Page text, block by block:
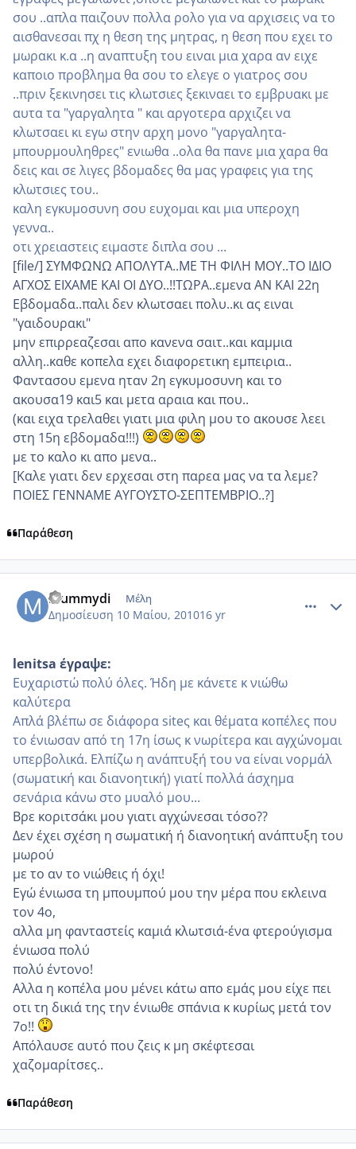
σου ..απλα παιζουν πολλα ρολο για να αρχισεις να το
αισθανεσαι πχ η θεση της μητρας, η θεση που εχει το
μωρακι κ.α ..η αναπτυξη του ειναι μια χαρα αν ειχε
καποιο προβλημα θα σου το ελεγε ο γιατρος σου
..πριν ξεκινησει τις κλωτσιες ξεκιναει το εμβρυακι με
αυτα τα "γαργαλητα " και αργοτερα αρχιζει να
κλωτσαει κι εγω στην αρχη μονο "γαργαλητα-
μπουρμουληθρες" ενιωθα ..ολα θα πανε μια χαρα θα
δεις και σε λιγες βδομαδες θα μας γραφεις για της
κλωτσιες του..
καλη εγκυμοσυνη σου ευχομαι και μια υπεροχη
γεννα..
οτι χρειαστεις ειμαστε διπλα σου ...
[file/] ΣΥΜΦΩΝΩ ΑΠΟΛΥΤΑ..ΜΕ ΤΗ ΦΙΛΗ ΜΟΥ..ΤΟ ΙΔΙΟ
ΑΓΧΟΣ ΕΙΧΑΜΕ ΚΑΙ ΟΙ ΔΥΟ..!!ΤΩΡΑ..εμενα ΑΝ ΚΑΙ 22η
Εβδομαδα..παλι δεν κλωτσαει πολυ..κι ας ειναι
"γαιδουρακι"
μην επιρρεαζεσαι απο κανενα σαιτ..και καμμια
αλλη..καθε κοπελα εχει διαφορετικη εμπειρια..
Φαντασου εμενα ηταν 2η εγκυμοσυνη και το
ακουσα19 και5 και μετα αραια και που..
(και ειχα τρελαθει γιατι μια φιλη μου το ακουσε λεει
στη 15η εβδομαδα!!!)
με το καλο κι απο μενα..
[Καλε γιατι δεν ερχεσαι στη παρεα μας να τα λεμε?
ΠΟΙΕΣ ΓΕΝΝΑΜΕ ΑΥΓΟΥΣΤΟ-ΣΕΠΤΕΜΒΡΙΟ..?]
Παράθεση
mummydi Μέλη
Δημοσίευση 10 Μαίου, 201016 yr
lenitsa έγραψε:
Ευχαριστώ πολύ όλες. Ήδη με κάνετε κ νιώθω
καλύτερα
Απλά βλέπω σε διάφορα siteς και θέματα κοπέλες που
το ένιωσαν από τη 17η ίσως κ νωρίτερα και αγχώνομαι
υπερβολικά. Ελπίζω η ανάπτυξή του να είναι νορμάλ
(σωματική και διανοητική) γιατί πολλά άσχημα
σενάρια κάνω στο μυαλό μου...
Bρε κοριτσάκι μου γιατι αγχώνεσαι τόσο??
Δεν έχει σχέση η σωματική ή διανοητική ανάπτυξη του
μωρού
με το αν το νιώθεις ή όχι!
Εγώ ένιωσα τη μπουμπού μου την μέρα που εκλεινα
τον 4ο,
αλλα μη φανταστείς καμιά κλωτσιά-ένα φτερούγισμα
ένιωσα πολύ
πολύ έντονο!
Αλλα η κοπέλα μου μένει κάτω απο εμάς μου είχε πει
οτι τη δικιά της την ένιωθε σπάνια κ κυρίως μετά τον
7ο!!
Απόλαυσε αυτό που ζεις κ μη σκέφτεσαι
χαζομαρίτσες..
Παράθεση